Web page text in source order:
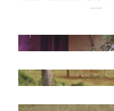
BOOK 15
BOOK 39
BOOK FAMÍLIA